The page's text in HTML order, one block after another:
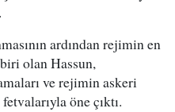
ardından rejimin en
olan Hassun,
ve rejimin askeri
öne çıktı.